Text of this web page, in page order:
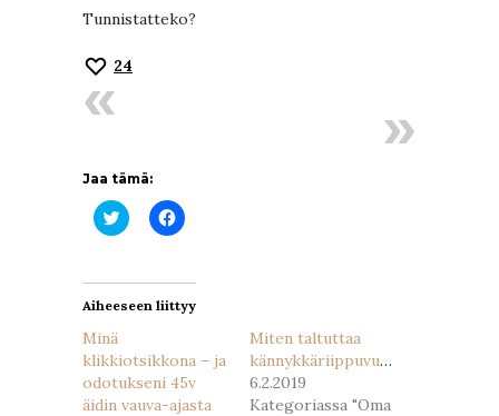
Tunnistatteko?
24
Jaa tämä:
Jaa
Twitterissä(Avautuu
Jaa
Facebookissa(Avautuu
Aiheeseen liittyy
Minä
klikkiotsikkona – ja
odotukseni 45v
äidin vauva-ajasta
Miten taltuttaa
kännykkäriippuvuus?
6.2.2019
Kategoriassa "Oma